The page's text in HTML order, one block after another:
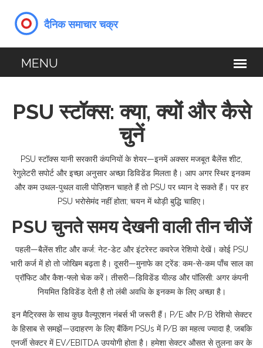
PSU स्टॉक्स: क्या, क्यों और कैसे
चुनें
PSU स्टॉक्स यानी सरकारी कंपनियों के शेयर—इनमें अक्सर मजबूत बैलेंस शीट,
रेगुलेटरी सपोर्ट और इच्छा अनुसार अच्छा डिविडेंड मिलता है। आप अगर स्थिर इनकम
और कम उथल-पुथल वाली पोज़िशन चाहते हैं तो PSU पर ध्यान दे सकते हैं। पर हर
PSU भरोसेमंद नहीं होता; चयन में थोड़ी बुद्धि चाहिए।
PSU चुनते समय देखनी वाली तीन चीजें
पहली—बैलेंस शीट और कर्ज: नेट-डेट और इंटरेस्ट कवरेज रेशियो देखें। कोई PSU
भारी कर्ज में हो तो जोखिम बढ़ता है। दूसरी—मुनाफे का ट्रेंड: कम-से-कम पाँच साल का
प्रॉफिट और कैश-फ्लो चेक करें। तीसरी—डिविडेंड यील्ड और पॉलिसी: अगर कंपनी
नियमित डिविडेंड देती है तो लंबी अवधि के इनकम के लिए अच्छा है।
इन मैट्रिक्स के साथ कुछ वैल्यूएशन नंबर्स भी जरूरी हैं। P/E और P/B रेशियो सेक्टर
के हिसाब से समझें—उदाहरण के लिए बैंकिंग PSUs में P/B का महत्व ज्यादा है, जबकि
एनर्जी सेक्टर में EV/EBITDA उपयोगी होता है। हमेशा सेक्टर औसत से तुलना कर के